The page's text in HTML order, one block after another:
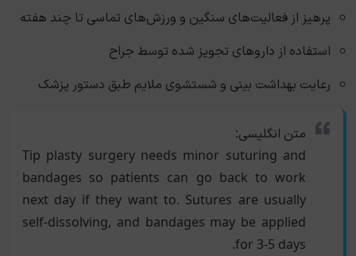
پرهیز از فعالیت‌های سنگین و ورزش‌های تماسی تا چند هفته
استفاده از داروهای تجویز شده توسط جراح
رعایت بهداشت بینی و شستشوی ملایم طبق دستور پزشک
متن انگلیسی:
Tip plasty surgery needs minor suturing and
bandages so patients can go back to work
next day if they want to. Sutures are usually
self-dissolving, and bandages may be applied
for 3-5 days.